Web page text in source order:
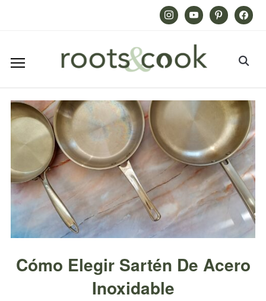
InstagramYoutube PinterestFacebook
Cómo Elegir Sartén De Acero
Inoxidable